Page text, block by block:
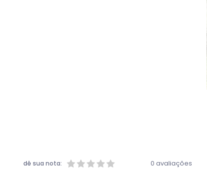
0 avaliações
dê sua nota: